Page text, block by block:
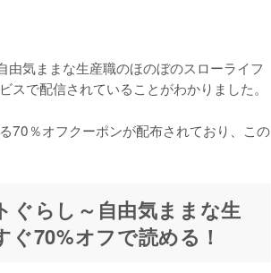
気ままな生産職のほのぼのスローライフ
スで配信されていることがわかりました。
70％オフクーポンが配布されており、この
ぐらし～自由気ままな生
70%オフで読める！